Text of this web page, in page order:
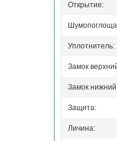
Открытие:
Уплотнитель:
Замок
Замок
Защита:
Личина: